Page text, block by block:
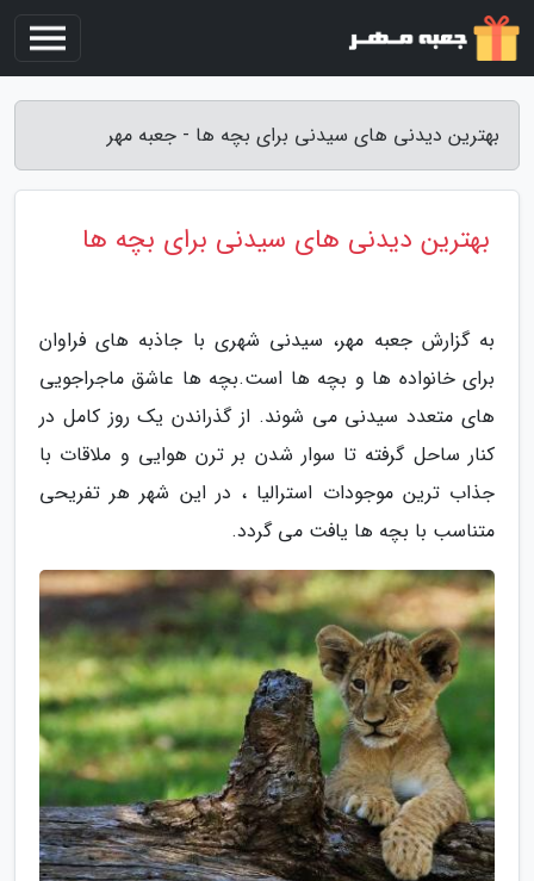
بهترین دیدنی های سیدنی برای بچه ها - جعبه مهر
بهترین دیدنی های سیدنی برای بچه ها
به گزارش جعبه مهر، سیدنی شهری با جاذبه های فراوان
برای خانواده ها و بچه ها است.بچه ها عاشق ماجراجویی
های متعدد سیدنی می شوند. از گذراندن یک روز کامل در
کنار ساحل گرفته تا سوار شدن بر ترن هوایی و ملاقات با
جذاب ترین موجودات استرالیا ، در این شهر هر تفریحی
متناسب با بچه ها یافت می گردد.